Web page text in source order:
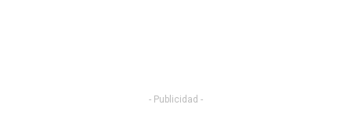
- Publicidad -